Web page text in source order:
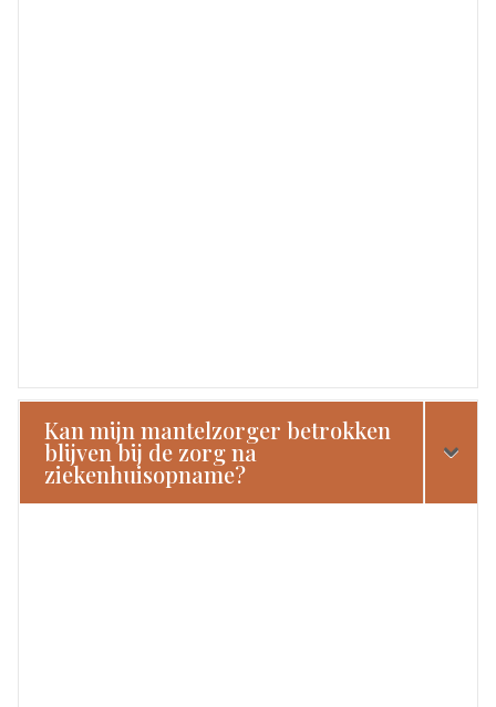
Kan mijn mantelzorger betrokken
blijven bij de zorg na
ziekenhuisopname?